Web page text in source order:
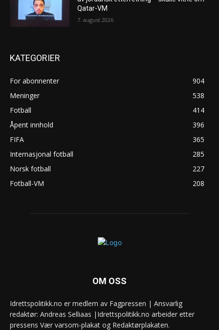
Qatar-VM
7. august 2026
KATEGORIER
For abonnenter
904
Meninger
538
Fotball
414
Åpent innhold
396
FIFA
365
Internasjonal fotball
285
Norsk fotball
227
Fotball-VM
208
OM OSS
Idrettspolitikk.no er medlem av Fagpressen | Ansvarlig
redaktør: Andreas Selliaas |Idrettspolitikk.no arbeider etter
pressens Vær varsom-plakat og Redaktørplakaten.